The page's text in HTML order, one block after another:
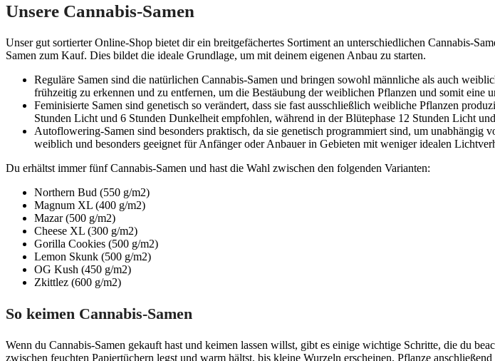
Unsere Cannabis-Samen
Unser gut sortierter Online-Shop bietet dir ein breitgefächertes Sortiment an unterschiedlichen Cannabis-
Samen zum Kauf. Dies bildet die ideale Grundlage, um mit deinem eigenen Anbau zu starten.
Reguläre Samen sind die natürlichen Cannabis-Samen und bringen sowohl männliche als auch
frühzeitig zu erkennen und zu entfernen, um die Bestäubung der weiblichen Pflanzen und somit eine
Feminisierte Samen sind genetisch so verändert, dass sie fast ausschließlich weibliche Pflanzen
Stunden Licht und 6 Stunden Dunkelheit empfohlen, während in der Blütephase 12 Stunden Licht
Autoflowering-Samen sind besonders praktisch, da sie genetisch programmiert sind, um
weiblich und besonders geeignet für Anfänger oder Anbauer in Gebieten mit weniger idealen
Du erhältst immer fünf Cannabis-Samen und hast die Wahl zwischen den folgenden Varianten:
Northern Bud (550 g/m2)
Magnum XL (400 g/m2)
Mazar (500 g/m2)
Cheese XL (300 g/m2)
Gorilla Cookies (500 g/m2)
Lemon Skunk (500 g/m2)
OG Kush (450 g/m2)
Zkittlez (600 g/m2)
So keimen Cannabis-Samen
Wenn du Cannabis-Samen gekauft hast und keimen lassen willst, gibt es einige wichtige Schritte, die du
zwischen feuchten Papiertüchern legst und warm hältst, bis kleine Wurzeln erscheinen. Pflanze